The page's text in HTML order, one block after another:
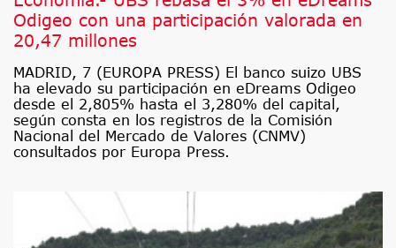
Odigeo con una participación valorada en
20,47 millones
MADRID, 7 (EUROPA PRESS) El banco suizo UBS
ha elevado su participación en eDreams Odigeo
desde el 2,805% hasta el 3,280% del capital,
según consta en los registros de la Comisión
Nacional del Mercado de Valores (CNMV)
consultados por Europa Press.